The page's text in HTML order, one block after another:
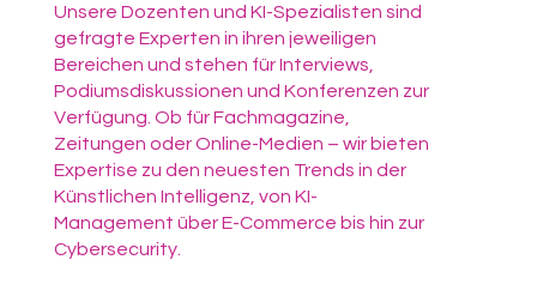
Unsere Dozenten und KI-Spezialisten sind
gefragte Experten in ihren jeweiligen
Bereichen und stehen für Interviews,
Podiumsdiskussionen und Konferenzen zur
Verfügung. Ob für Fachmagazine,
Zeitungen oder Online-Medien – wir bieten
Expertise zu den neuesten Trends in der
Künstlichen Intelligenz, von KI-
Management über E-Commerce bis hin zur
Cybersecurity.